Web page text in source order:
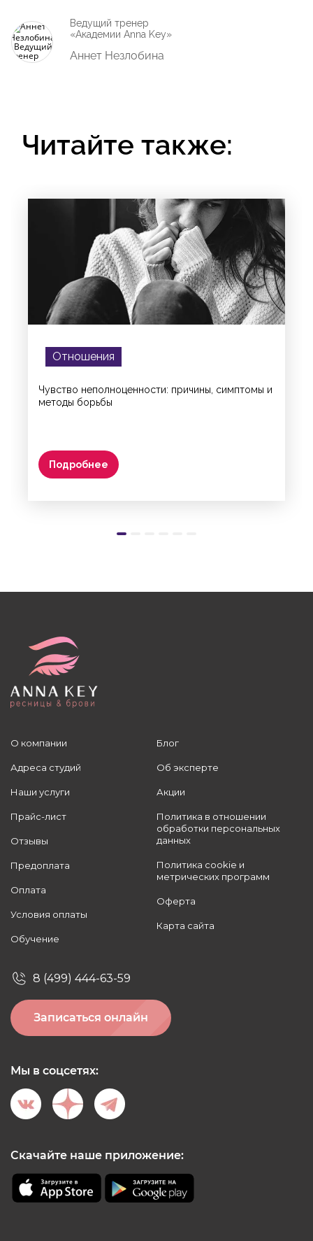
Ведущий тренер
«Академии Anna Key»
Аннет Незлобина
Читайте также:
Отношения
Чувство неполноценности: причины, симптомы и
методы борьбы
Подробнее
О компании
Адреса студий
Наши услуги
Прайс-лист
Отзывы
Предоплата
Оплата
Условия оплаты
Обучение
Блог
Об эксперте
Акции
Политика в отношении
обработки персональных
данных
Политика cookie и
метрических программ
Оферта
Карта сайта
8 (499) 444-63-59
Записаться онлайн
Мы в соцсетях:
Скачайте наше приложение: